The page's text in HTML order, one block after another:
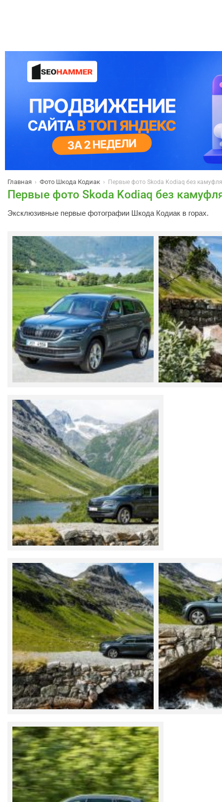
Главная › Фото Шкода Кодиак › Первые фото Skoda Kodiaq без
Первые фото Skoda Kodiaq без
Эксклюзивные первые фотографии Шкода Кодиак в горах.